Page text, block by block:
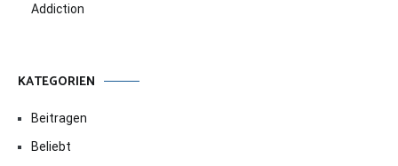
Addiction
KATEGORIEN
Beitragen
Beliebt